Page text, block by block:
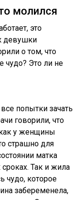
молился
это
девушки
о том, что
чудо? Это ли не
попытки зачать
говорили, что
у женщины
страшно для
матка
Так и жила
чудо, которое
забеременела,